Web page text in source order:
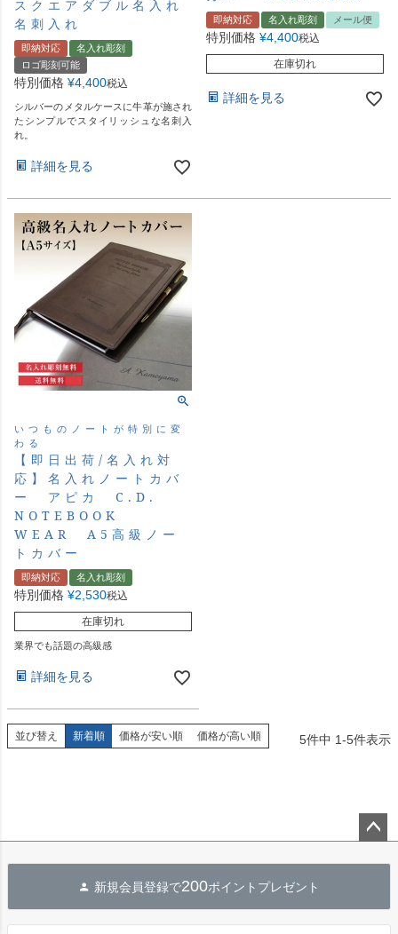
スクエアダブル名入れ
名刺入れ
即納対応
名入れ彫刻
ロゴ彫刻可能
特別価格 ¥4,400税込
シルバーのメタルケースに牛革が施され
たシンプルでスタイリッシュな名刺入
れ。
詳細を見る
即納対応 名入れ彫刻 メール便
特別価格 ¥4,400税込
在庫切れ
詳細を見る
いつものノートが特別に変
わる
【即日出荷/名入れ対
応】名入れノートカバ
ー アピカ C.D.
NOTEBOOK
WEAR A5高級ノー
トカバー
即納対応 名入れ彫刻
特別価格 ¥2,530税込
在庫切れ
業界でも話題の高級感
詳細を見る
並び替え 新着順 価格が安い順 価格が高い順 5件中 1-5件表示
へ
新規会員登録で200ポイントプレゼント